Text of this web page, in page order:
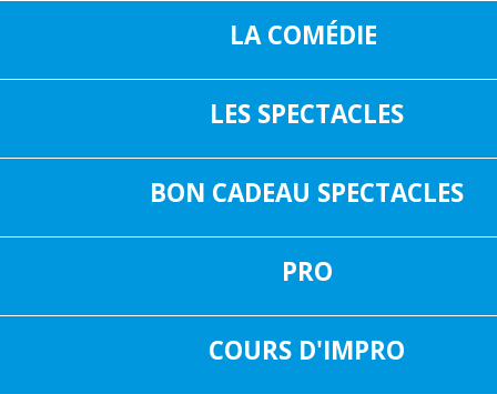
16, RUE
05 37 04 01 02
LA COMÉDIE
LES SPECTACLES
BON CADEAU SPECTACLES
PRO
COURS D'IMPRO
SPECTACLE DU 30 JUIN 2025
Aucun spectacle